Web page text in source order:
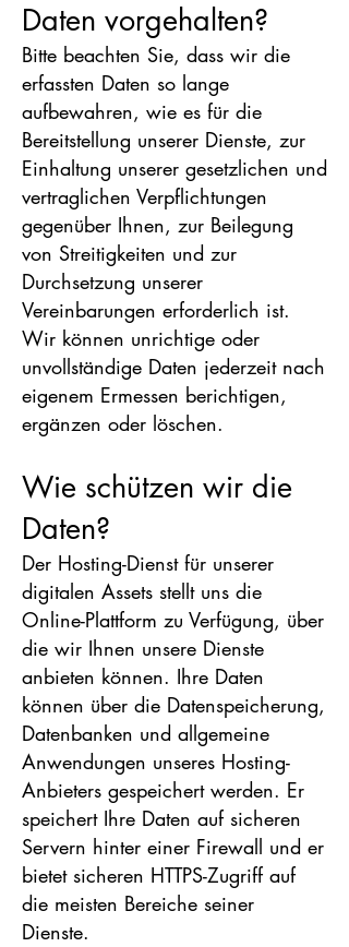
Daten vorgehalten?
Bitte beachten Sie, dass wir die
erfassten Daten so lange
aufbewahren, wie es für die
Bereitstellung unserer Dienste, zur
Einhaltung unserer gesetzlichen und
vertraglichen Verpflichtungen
gegenüber Ihnen, zur Beilegung
von Streitigkeiten und zur
Durchsetzung unserer
Vereinbarungen erforderlich ist.
Wir können unrichtige oder
unvollständige Daten jederzeit nach
eigenem Ermessen berichtigen,
ergänzen oder löschen.
Wie schützen wir die
Daten?
Der Hosting-Dienst für unserer
digitalen Assets stellt uns die
Online-Plattform zu Verfügung, über
die wir Ihnen unsere Dienste
anbieten können. Ihre Daten
können über die Datenspeicherung,
Datenbanken und allgemeine
Anwendungen unseres Hosting-
Anbieters gespeichert werden. Er
speichert Ihre Daten auf sicheren
Servern hinter einer Firewall und er
bietet sicheren HTTPS-Zugriff auf
die meisten Bereiche seiner
Dienste.